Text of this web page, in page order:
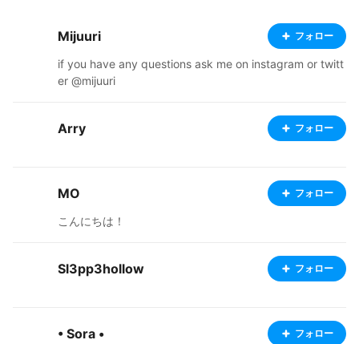
Mijuuri フォロー
if you have any questions ask me on instagram or twitt
er @mijuuri
Arry フォロー
MO フォロー
こんにちは！
Sl3pp3hollow フォロー
• Sora • フォロー